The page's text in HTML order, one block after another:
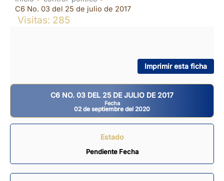
C6 No. 03 del 25 de julio de 2017
Visitas: 285
Imprimir esta ficha
C6 NO. 03 DEL 25 DE JULIO DE 2017
Fecha
02 de septiembre del 2020
Estado
Pendiente Fecha